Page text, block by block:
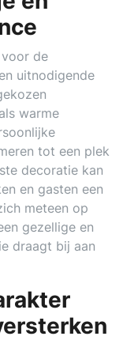
de
uitnodigende
warme
tot een plek
decoratie kan
en gasten een
meteen op
gezellige en
draagt bij aan